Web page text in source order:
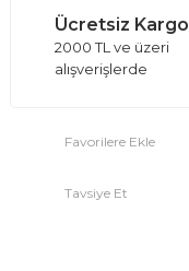
Ücretsiz Kargo
2000 TL ve üzeri
alışverişlerde
Tavsiye Et